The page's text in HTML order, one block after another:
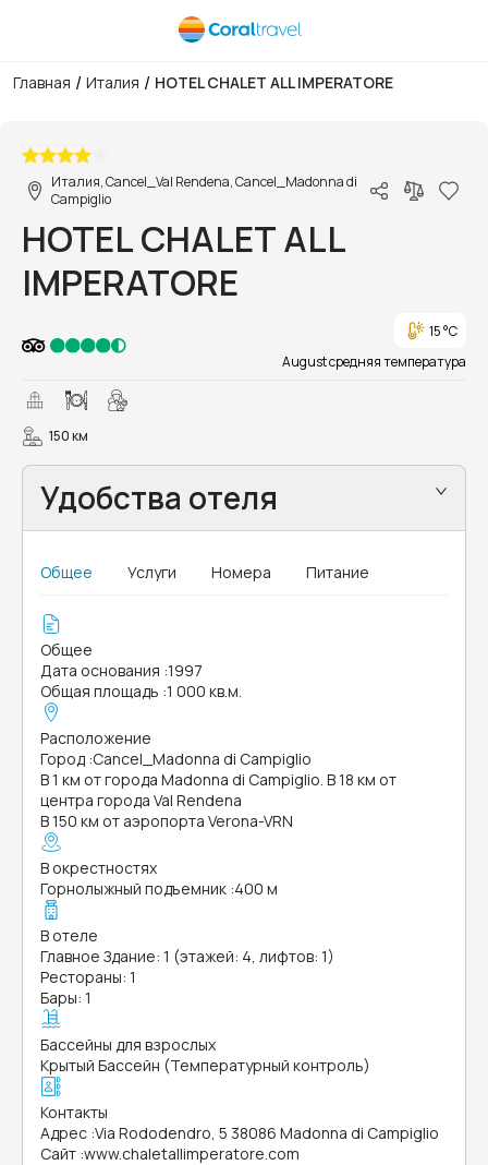
Главная / Италия / HOTEL CHALET ALL IMPERATORE
Италия, Cancel_Val Rendena, Cancel_Madonna di
Campiglio
HOTEL CHALET ALL
IMPERATORE
15 °C
August средняя температура
150 км
Удобства отеля
Общее Услуги Номера Питание
Общее
Дата основания :1997
Общая площадь :1 000 кв.м.
Расположение
Город :Cancel_Madonna di Campiglio
В 1 км от города Madonna di Campiglio. В 18 км от
центра города Val Rendena
В 150 км от аэропорта Verona-VRN
В окрестностях
Горнолыжный подъемник :400 м
В отеле
Главное Здание: 1 (этажей: 4, лифтов: 1)
Рестораны: 1
Бары: 1
Бассейны для взрослых
Крытый Бассейн (Температурный контроль)
Контакты
Адрес :Via Rododendro, 5 38086 Madonna di Campiglio
Сайт :www.chaletallimperatore.com